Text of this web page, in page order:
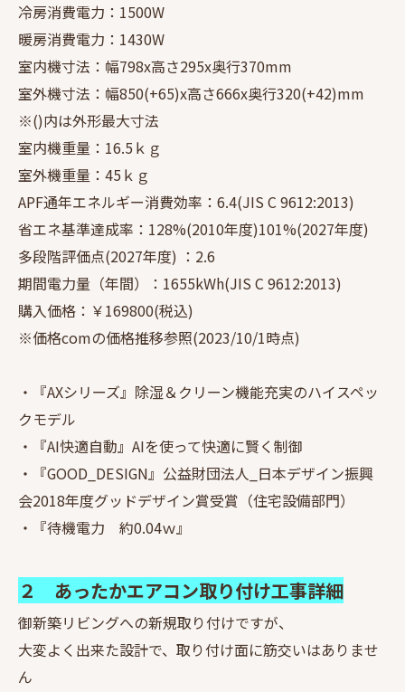
冷房消費電力：1500W
暖房消費電力：1430W
室内機寸法：幅798x高さ295x奥行370mm
室外機寸法：幅850(+65)x高さ666x奥行320(+42)mm
※()内は外形最大寸法
室内機重量：16.5ｋｇ
室外機重量：45ｋｇ
APF通年エネルギー消費効率：6.4(JIS C 9612:2013)
省エネ基準達成率：128%(2010年度)101%(2027年度)
多段階評価点(2027年度) ：2.6
期間電力量（年間）：1655kWh(JIS C 9612:2013)
購入価格：￥169800(税込)
※価格comの価格推移参照(2023/10/1時点)
・『AXシリーズ』除湿＆クリーン機能充実のハイスペッ
クモデル
・『AI快適自動』AIを使って快適に賢く制御
・『GOOD_DESIGN』公益財団法人_日本デザイン振興
会2018年度グッドデザイン賞受賞（住宅設備部門）
・『待機電力 約0.04ｗ』
２ あったかエアコン取り付け工事詳細
御新築リビングへの新規取り付けですが、
大変よく出来た設計で、取り付け面に筋交いはありませ
ん